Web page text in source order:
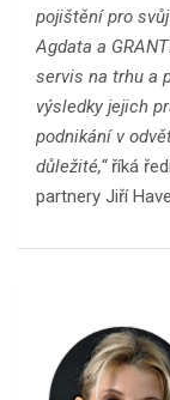
pojištění pro
Agdata a
servis na trhu a
výsledky jejich
podnikání v
důležité,“říká
partnery Jiří